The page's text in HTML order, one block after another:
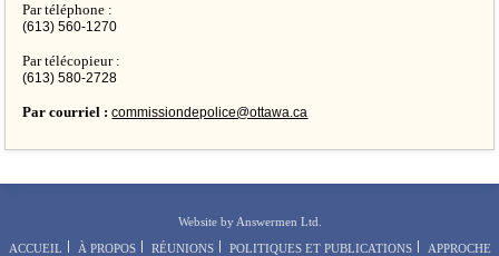
Par téléphone :
(613) 560-1270
Par télécopieur :
(613) 580-2728
Par courriel :commissiondepolice@ottawa.ca
Website by Answermen Ltd.
ACCUEIL
À PROPOS RÉUNIONS POLITIQUES ET PUBLICATIONS APPROCHE